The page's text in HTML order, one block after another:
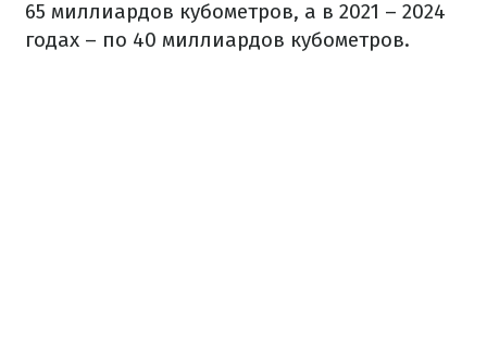
65 миллиардов кубометров, а в 2021 – 2024
годах – по 40 миллиардов кубометров.